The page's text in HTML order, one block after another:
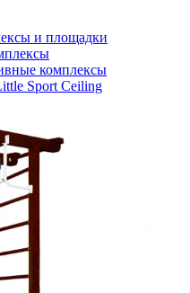
и площадки
комплексы
Sport Ceiling